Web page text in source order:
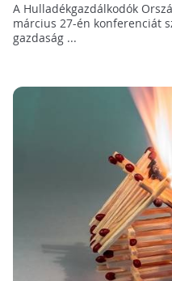
A Hulladékgazdálkodók
március 27-én konferenciát
gazdaság ...